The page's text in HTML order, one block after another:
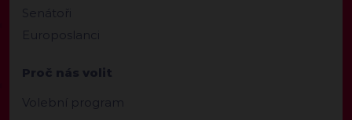
Senátoři
Europoslanci
Proč nás volit
Volební program